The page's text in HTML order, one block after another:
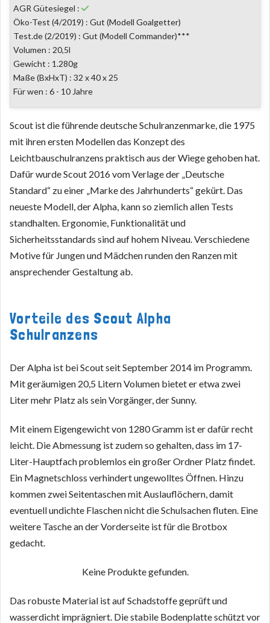
AGR Gütesiegel :
Öko-Test (4/2019) : Gut (Modell Goalgetter)
Test.de (2/2019) : Gut (Modell Commander)***
Volumen : 20,5l
Gewicht : 1.280g
Maße (BxHxT) : 32 x 40 x 25
Für wen : 6 - 10 Jahre
Scout ist die führende deutsche Schulranzenmarke, die 1975
mit ihren ersten Modellen das Konzept des
Leichtbauschulranzens praktisch aus der Wiege gehoben hat.
Dafür wurde Scout 2016 vom Verlage der „Deutsche
Standard“ zu einer „Marke des Jahrhunderts“ gekürt. Das
neueste Modell, der Alpha, kann so ziemlich allen Tests
standhalten. Ergonomie, Funktionalität und
Sicherheitsstandards sind auf hohem Niveau. Verschiedene
Motive für Jungen und Mädchen runden den Ranzen mit
ansprechender Gestaltung ab.
Vorteile des Scout Alpha
Schulranzens
Der Alpha ist bei Scout seit September 2014 im Programm.
Mit geräumigen 20,5 Litern Volumen bietet er etwa zwei
Liter mehr Platz als sein Vorgänger, der Sunny.
Mit einem Eigengewicht von 1280 Gramm ist er dafür recht
leicht. Die Abmessung ist zudem so gehalten, dass im 17-
Liter-Hauptfach problemlos ein großer Ordner Platz findet.
Ein Magnetschloss verhindert ungewolltes Öffnen. Hinzu
kommen zwei Seitentaschen mit Auslauflöchern, damit
eventuell undichte Flaschen nicht die Schulsachen fluten. Eine
weitere Tasche an der Vorderseite ist für die Brotbox
gedacht.
Keine Produkte gefunden.
Das robuste Material ist auf Schadstoffe geprüft und
wasserdicht imprägniert. Die stabile Bodenplatte schützt vor